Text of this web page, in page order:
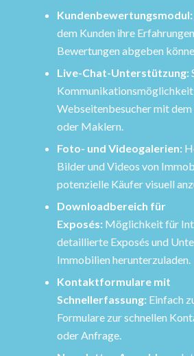
Kundenbewertungsmodul:
dem Kunden ihre
Bewertungen abgeben
Live-Chat-Unterstützung:
Webseitenbesucher mit
oder Maklern.
Foto- und Videogalerien:
Bilder und Videos von
potenzielle Käufer visuell
Downloadbereich für
Exposés: Möglichkeit für
detaillierte Exposés und
Immobilien herunterzuladen.
Kontaktformulare mit
Schnellerfassung: Einfach
Formulare zur schnellen
oder Anfrage.